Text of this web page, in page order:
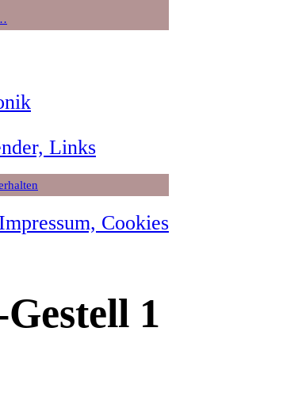
Links
Cookies
1